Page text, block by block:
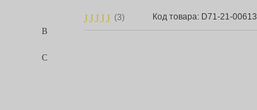
(3) Код товара: D71-21-00613